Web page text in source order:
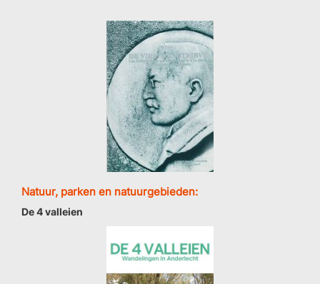
Natuur, parken en natuurgebieden:
De 4 valleien